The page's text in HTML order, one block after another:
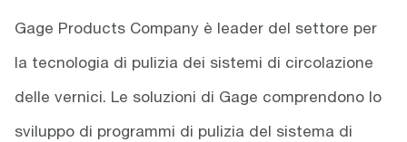
Gage Products Company è leader del settore per
la tecnologia di pulizia dei sistemi di circolazione
delle vernici. Le soluzioni di Gage comprendono lo
sviluppo di programmi di pulizia del sistema di